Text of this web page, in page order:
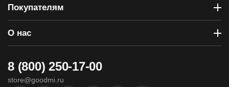
Покупателям
О нас
8 (800) 250-17-00
store@goodmi.ru